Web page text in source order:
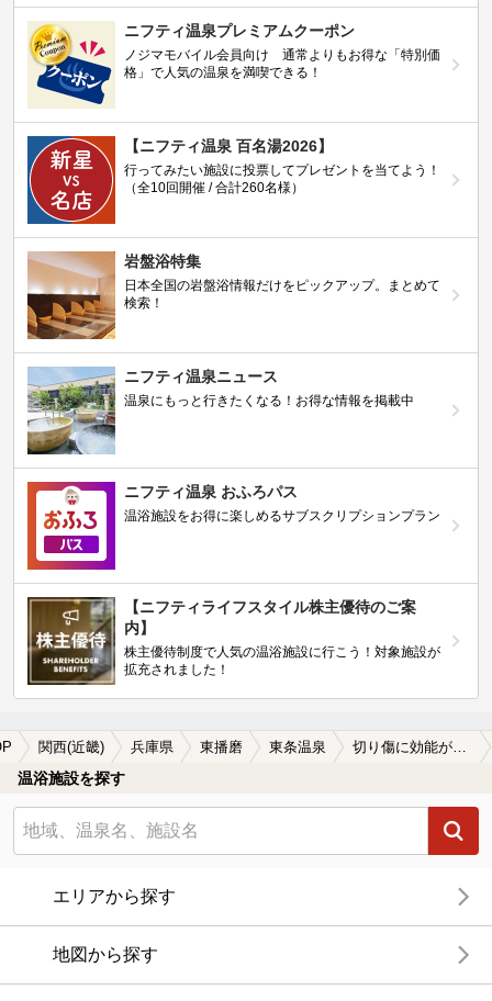
ニフティ温泉プレミアムクーポン
ノジマモバイル会員向け 通常よりもお得な「特別価
格」で人気の温泉を満喫できる！
【ニフティ温泉 百名湯2026】
行ってみたい施設に投票してプレゼントを当てよう！
（全10回開催 / 合計260名様）
岩盤浴特集
日本全国の岩盤浴情報だけをピックアップ。まとめて
検索！
ニフティ温泉ニュース
温泉にもっと行きたくなる！お得な情報を掲載中
ニフティ温泉 おふろパス
温浴施設をお得に楽しめるサブスクリプションプラン
【ニフティライフスタイル株主優待のご案
内】
株主優待制度で人気の温浴施設に行こう！対象施設が
拡充されました！
関西(近畿) 兵庫県 東播磨 東条温泉 切り傷に効能がある東条温泉の温泉、日帰り温泉、スーパー銭湯おすすめ
温浴施設を探す
エリアから探す
地図から探す